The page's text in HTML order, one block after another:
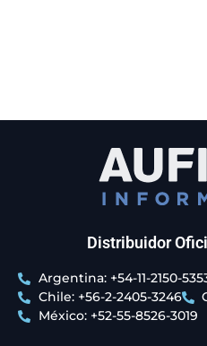
Distribuidor
Argentina: +54-11-2150-
Chile: +56-2-2405-3246
México: +52-55-8526-3019